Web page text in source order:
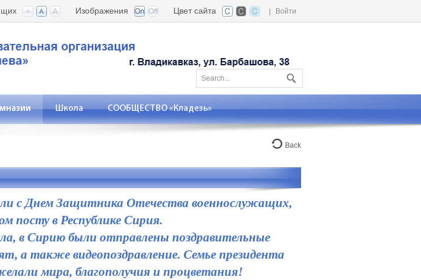
Войти
Цвет сайта
Изображения
Школа СООБЩЕСТВО «Кладезь»
Back
с Днем Защитника Отечества военнослужащих,
посту в Республике Сирия.
в Сирию были отправлены поздравительные
а также видеопоздравление. Семье президента
мира, благополучия и процветания!